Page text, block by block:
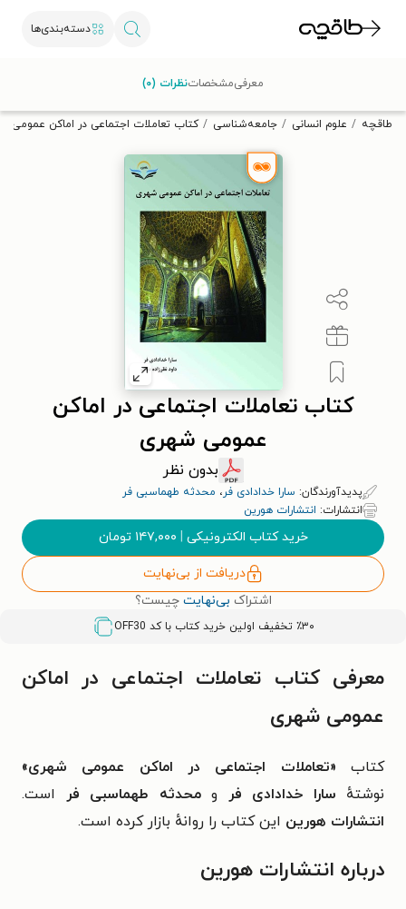
دسته‌بندی‌ها
تخفیف از طاقچه دریافت کن.
طاقچه علوم انسانی جامعه‌شناسی کتاب تعاملات اجتماعی در اماکن عمومی
کتاب تعاملات اجتماعی در اماکن
عمومی شهری
بدون نظر
پدیدآورندگان: سارا خدادادی فر، محدثه طهماسبی فر
انتشارات: انتشارات هورین
خرید کتاب الکترونیکی | ۱۴۷,۰۰۰ تومان
دریافت از بی‌نهایت
اشتراک بی‌نهایت چیست؟
٪۳۰ تخفیف اولین خرید کتاب با کد OFF30
معرفیمشخصاتنظرات (۰)
معرفی کتاب تعاملات اجتماعی در اماکن
عمومی شهری
کتاب «تعاملات اجتماعی در اماکن عمومی شهری»
نوشتهٔ سارا خدادادی فر ومحدثه طهماسبی فر
است.
انتشارات هورین این کتاب را روانهٔ بازار کرده است.
درباره انتشارات هورین